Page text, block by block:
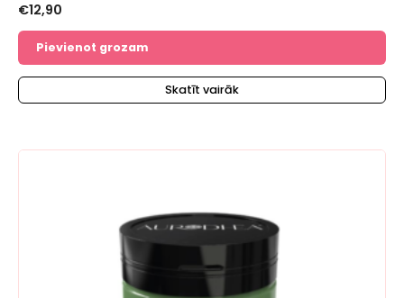
Novērtēts
ar
5.00
€12,90
Pievienot grozam
Skatīt vairāk